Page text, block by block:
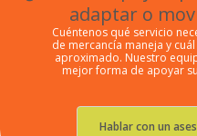
adaptar o
Cuéntenos qué servicio
de mercancía maneja y
aproximado. Nuestro
mejor forma de apoyar
Hablar con un